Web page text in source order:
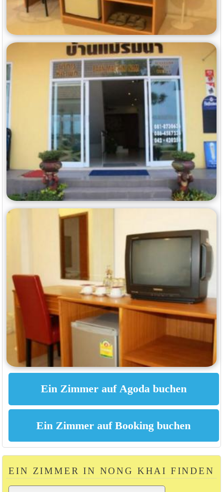
EIN ZIMMER IN NONG KHAI FINDEN